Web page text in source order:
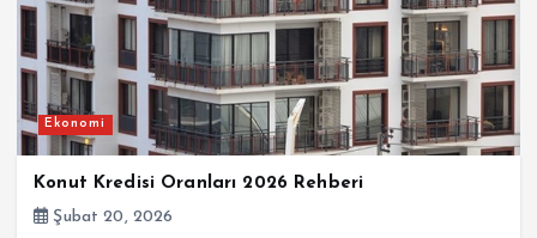
Ekonomi
Konut Kredisi Oranları 2026 Rehberi
Şubat 20, 2026